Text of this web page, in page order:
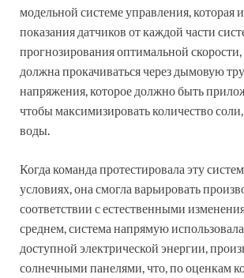
модельной системе управления, которая
показания датчиков от каждой части
прогнозирования оптимальной скорости,
должна прокачиваться через дымовую
напряжения, которое должно быть
чтобы максимизировать количество
воды.
Когда команда протестировала эту
условиях, она смогла варьировать
соответствии с естественными
среднем, система напрямую
доступной электрической энергии,
солнечными панелями, что, по оценкам